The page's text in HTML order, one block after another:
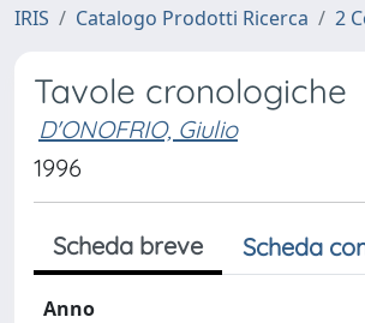
IRIS Catalogo Prodotti Ricerca 2
Tavole cronologiche
D'ONOFRIO, Giulio
1996
Scheda breve Scheda
Anno